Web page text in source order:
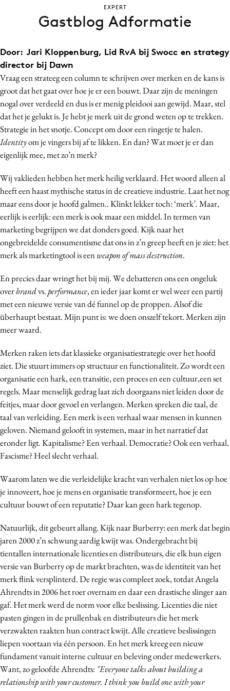
Campagnes
Contentmarketing
Customer Experience
Data & Insights
Design
Digital transformation
Diversiteit
Gedragsverandering
Influencer marketing
Interne communicatie
Martech
Media
Merkstrategie
Programmatic
Purpose Marketing
Reputatie & crisis
Door: Jari Kloppenburg, Lid RvA bij Swocc en strategy
director bij Dawn
Vraag een strateeg een column te schrijven over merken en de kans is
groot dat het gaat over hoe je er een bouwt. Daar zijn de meningen
nogal over verdeeld en dus is er menig pleidooi aan gewijd. Maar, stel
dat het je gelukt is. Je hebt je merk uit de grond weten op te trekken.
Strategie in het snotje. Concept om door een ringetje te halen.
Identityom je vingers bij af te likken. En dan? Wat moet je er dan
eigenlijk mee, met zo’n merk?
Wij vaklieden hebben het merk heilig verklaard. Het woord alleen al
heeft een haast mythische status in de creatieve industrie. Laat het nog
maar eens door je hoofd galmen.. Klinkt lekker toch: ‘merk’. Maar,
eerlijk is eerlijk: een merk is ook maar een middel. In termen van
marketing begrijpen we dat donders goed. Kijk naar het
ongebreidelde consumentisme dat ons in z’n greep heeft en je ziet: het
merk als marketingtool is eenweapon of mass destruction.
En precies daar wringt het bij mij. We debatteren ons een ongeluk
overbrandvs.performance, en ieder jaar komt er wel weer een partij
met een nieuwe versie van dé funnel op de proppen. Alsof die
überhaupt bestaat. Mijn punt is: we doen onszelf tekort. Merken zijn
meer waard.
Merken raken iets dat klassieke organisatiestrategie over het hoofd
ziet. Die stuurt immers op structuur en functionaliteit. Zo wordt een
organisatie een hark, een transitie, een proces en een cultuur,een set
regels. Maar menselijk gedrag laat zich doorgaans niet leiden door de
feitjes, maar door gevoel en verlangen. Merken spreken die taal, de
taal van verleiding. Een merk is een verhaal waar mensen in kunnen
geloven. Niemand gelooft in systemen, maar in het narratief dat
eronder ligt. Kapitalisme? Een verhaal. Democratie? Ook een verhaal.
Fascisme? Heel slecht verhaal.
Waarom laten we die verleidelijke kracht van verhalen niet los op hoe
je innoveert, hoe je mens en organisatie transformeert, hoe je een
cultuur bouwt of een reputatie? Daar kan geen hark tegenop.
Natuurlijk, dit gebeurt allang. Kijk naar Burberry: een merk dat begin
jaren 2000 z’n schwung aardig kwijt was. Ondergebracht bij
tientallen internationale licenties en distributeurs, die elk hun eigen
versie van Burberry op de markt brachten, was de identiteit van het
merk flink versplinterd. De regie was compleet zoek, totdat Angela
Ahrendts in 2006 het roer overnam en daar een drastische slinger aan
gaf. Het merk werd de norm voor elke beslissing. Licenties die niet
pasten gingen in de prullenbak en distributeurs die het merk
verzwakten raakten hun contract kwijt. Alle creatieve beslissingen
liepen voortaan via één persoon. En het merk kreeg een nieuw
fundament vanuit interne cultuur en beleving onder medewerkers.
Want, zo geloofde Ahrendts: "Everyone talks about building a
relationship with your customer. I think you build one with your
EXPERT
Gastblog Adformatie